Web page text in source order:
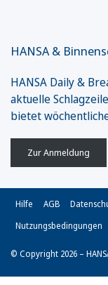
HANSA &
HANSA Daily &
aktuelle
bietet
Zur Anmeldung
© Copyright 2026 –
Hilfe AGB
Nutzungsbedingungen